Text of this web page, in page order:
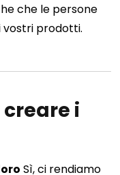
che le persone
vostri prodotti.
i
Sì, ci rendiamo